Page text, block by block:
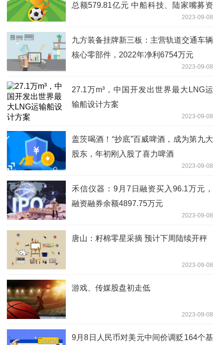
总额579.81亿元 中船科技、陆家嘴募资
2023-09-08
九方装备挂牌新三板：主营轨道交通车辆
核心零部件，2022年净利6754万元
2023-09-08
27.1万m³，中国开发出世界最大LNG运
输船设计方案
2023-09-08
盖茨喝酒！“抄底”百威啤酒，成为第九大
股东，年初刚入股了喜力啤酒
2023-09-08
禾信仪器：9月7日融资买入96.1万元，
融资融券余额4897.75万元
2023-09-08
唐山：籽棉零星采摘 预计下周陆续开秤
2023-09-08
游戏、传媒股盘初走低
2023-09-08
9月8日人民币对美元中间价调贬164个基